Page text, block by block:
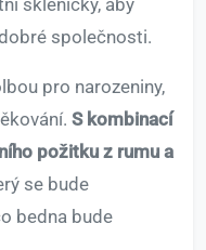
skleničky, aby
společnosti.
pro narozeniny,
S kombinací
požitku z rumu a
se bude
bedna bude